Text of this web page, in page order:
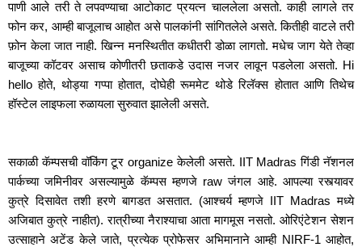
पाणी आले तरी ते लपवण्याचा आटोकाट प्रयत्न चाललेला असतो. काही लागले तर
फोन कर, आम्ही बाजूलाच आहोत असे पालकांनी सांगितलेले असते. कितीही वाटले तरी
फ़ोन केला जात नाही. खिन्न मनस्थितीत कधीतरी डोळा लागतो. मधेच जाग येते तेव्हा
बाजूच्या कॉटवर असाच कोणीतरी छताकडे उदास नजर लावून पडलेला असतो. Hi
hello होते, थोड्या गप्पा होतात, दोघेही रूममेट थोडे रिलॅक्स होतात आणि तिथेच
हॉस्टेल लाइफला रुळायला सुरुवात झालेली असते.
सकाळी कॅम्पसची वॉकिंग टूर organize केलेली असते. IIT Madras गिंडी नॅशनल
पार्कच्या जमिनीवर असल्यामुळे कॅम्पस म्हणजे raw जंगल आहे. आपल्या रस्त्यावर
कुत्रे दिसावेत तशी हरणे बागडत असतात. (आश्चर्य म्हणजे IIT Madras मध्ये
अजिबात कुत्रे नाहीत). रात्रीच्या नैराश्याचा आता मागमूस नसतो. ओरिएंटेशन सेशन
उत्साहाने अटेंड केले जाते, प्रत्येक प्रोफेसर अभिमानाने आम्ही NIRF-1 आहोत,